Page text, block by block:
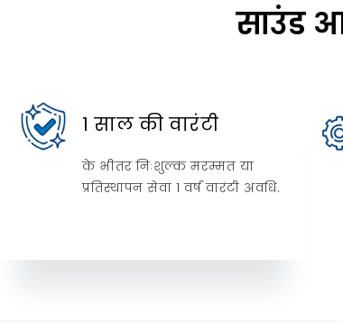
साउंड
1 साल की वारंटी
के भीतर निःशुल्क मरम्मत या
प्रतिस्थापन सेवा 1 वर्ष वारंटी अवधि.